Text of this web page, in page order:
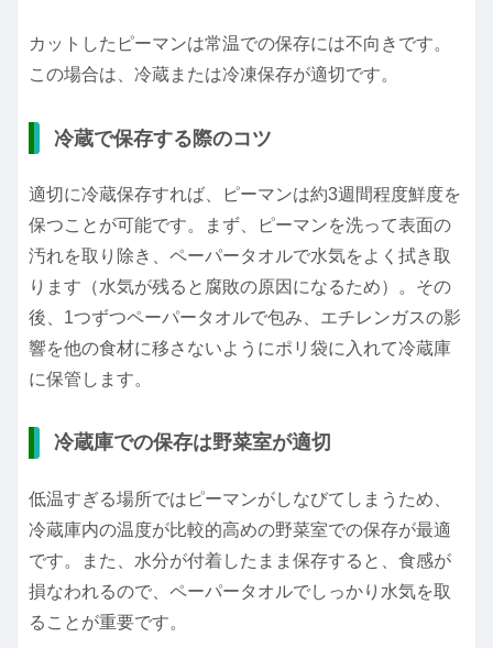
カットしたピーマンは常温での保存には不向きです。
この場合は、冷蔵または冷凍保存が適切です。
冷蔵で保存する際のコツ
適切に冷蔵保存すれば、ピーマンは約3週間程度鮮度を
保つことが可能です。まず、ピーマンを洗って表面の
汚れを取り除き、ペーパータオルで水気をよく拭き取
ります（水気が残ると腐敗の原因になるため）。その
後、1つずつペーパータオルで包み、エチレンガスの影
響を他の食材に移さないようにポリ袋に入れて冷蔵庫
に保管します。
冷蔵庫での保存は野菜室が適切
低温すぎる場所ではピーマンがしなびてしまうため、
冷蔵庫内の温度が比較的高めの野菜室での保存が最適
です。また、水分が付着したまま保存すると、食感が
損なわれるので、ペーパータオルでしっかり水気を取
ることが重要です。